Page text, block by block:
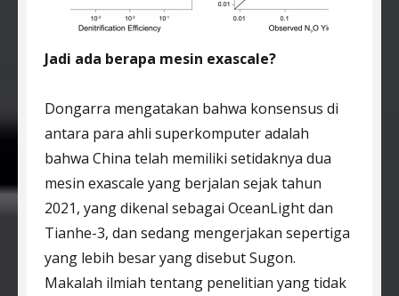
Jadi ada berapa mesin exascale?
Dongarra mengatakan bahwa konsensus di
antara para ahli superkomputer adalah
bahwa China telah memiliki setidaknya dua
mesin exascale yang berjalan sejak tahun
2021, yang dikenal sebagai OceanLight dan
Tianhe-3, dan sedang mengerjakan sepertiga
yang lebih besar yang disebut Sugon.
Makalah ilmiah tentang penelitian yang tidak